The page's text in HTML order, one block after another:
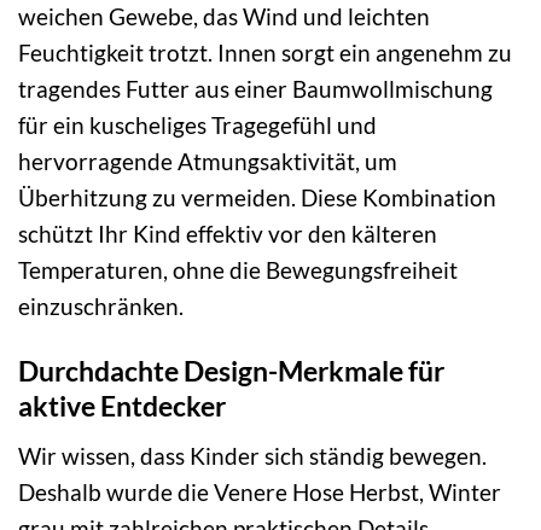
weichen Gewebe, das Wind und leichten
Feuchtigkeit trotzt. Innen sorgt ein angenehm zu
tragendes Futter aus einer Baumwollmischung
für ein kuscheliges Tragegefühl und
hervorragende Atmungsaktivität, um
Überhitzung zu vermeiden. Diese Kombination
schützt Ihr Kind effektiv vor den kälteren
Temperaturen, ohne die Bewegungsfreiheit
einzuschränken.
Durchdachte Design-Merkmale für
aktive Entdecker
Wir wissen, dass Kinder sich ständig bewegen.
Deshalb wurde die Venere Hose Herbst, Winter